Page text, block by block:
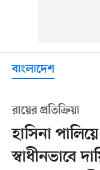
বাংলাদেশ
রায়ের প্রতিক্রিয়া
হাসিনা
স্বাধীনভাবে